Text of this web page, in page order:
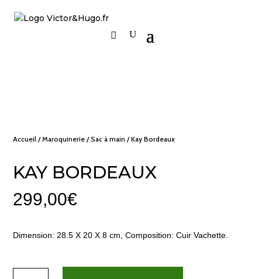
Accueil /Maroquinerie /Sac à main / Kay Bordeaux
KAY BORDEAUX
299,00€
Dimension: 28.5 X 20 X 8 cm, Composition: Cuir Vachette.